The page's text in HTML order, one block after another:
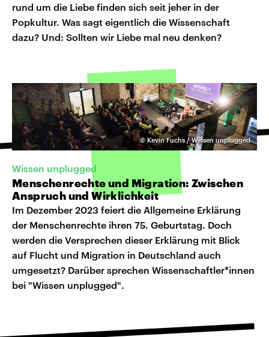
rund um die Liebe finden sich seit jeher in der
Popkultur. Was sagt eigentlich die Wissenschaft
dazu? Und: Sollten wir Liebe mal neu denken?
© Kevin Fuchs / Wissen unplugged
Wissen unplugged
Menschenrechte und Migration: Zwischen
Anspruch und Wirklichkeit
Im Dezember 2023 feiert die Allgemeine Erklärung
der Menschenrechte ihren 75. Geburtstag. Doch
werden die Versprechen dieser Erklärung mit Blick
auf Flucht und Migration in Deutschland auch
umgesetzt? Darüber sprechen Wissenschaftler*innen
bei "Wissen unplugged".